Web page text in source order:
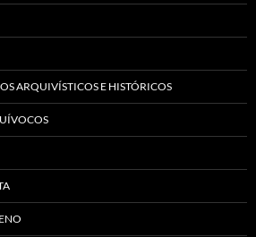
ARQUIVÍSTICOS E HISTÓRICOS